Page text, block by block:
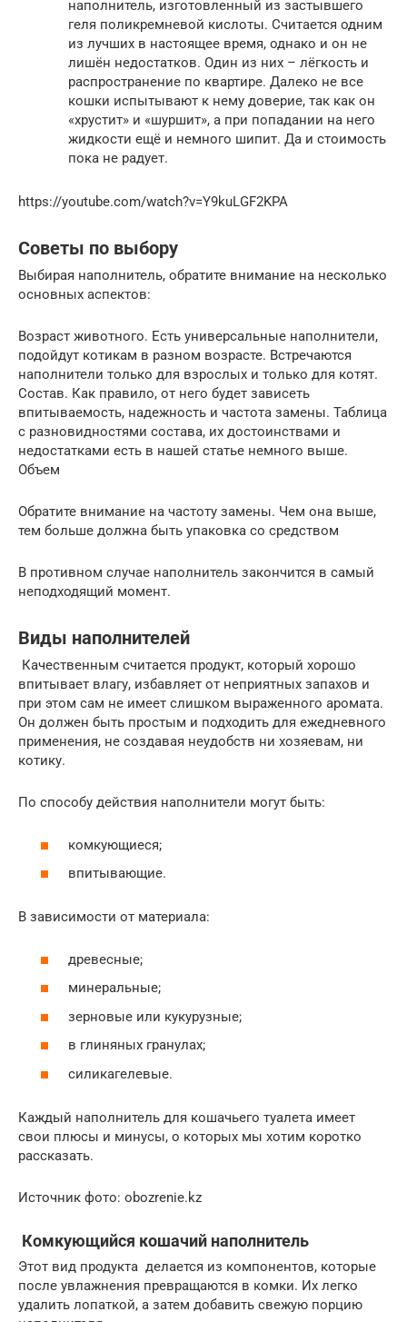
наполнитель, изготовленный из застывшего
геля поликремневой кислоты. Считается одним
из лучших в настоящее время, однако и он не
лишён недостатков. Один из них – лёгкость и
распространение по квартире. Далеко не все
кошки испытывают к нему доверие, так как он
«хрустит» и «шуршит», а при попадании на него
жидкости ещё и немного шипит. Да и стоимость
пока не радует.
https://youtube.com/watch?v=Y9kuLGF2KPA
Советы по выбору
Выбирая наполнитель, обратите внимание на несколько
основных аспектов:
Возраст животного. Есть универсальные наполнители,
подойдут котикам в разном возрасте. Встречаются
наполнители только для взрослых и только для котят.
Состав. Как правило, от него будет зависеть
впитываемость, надежность и частота замены. Таблица
с разновидностями состава, их достоинствами и
недостатками есть в нашей статье немного выше.
Объем
Обратите внимание на частоту замены. Чем она выше,
тем больше должна быть упаковка со средством
В противном случае наполнитель закончится в самый
неподходящий момент.
Виды наполнителей
Качественным считается продукт, который хорошо
впитывает влагу, избавляет от неприятных запахов и
при этом сам не имеет слишком выраженного аромата.
Он должен быть простым и подходить для ежедневного
применения, не создавая неудобств ни хозяевам, ни
котику.
По способу действия наполнители могут быть:
комкующиеся;
впитывающие.
В зависимости от материала:
древесные;
минеральные;
зерновые или кукурузные;
в глиняных гранулах;
силикагелевые.
Каждый наполнитель для кошачьего туалета имеет
свои плюсы и минусы, о которых мы хотим коротко
рассказать.
Источник фото: obozrenie.kz
Комкующийся кошачий наполнитель
Этот вид продукта делается из компонентов, которые
после увлажнения превращаются в комки. Их легко
удалить лопаткой, а затем добавить свежую порцию